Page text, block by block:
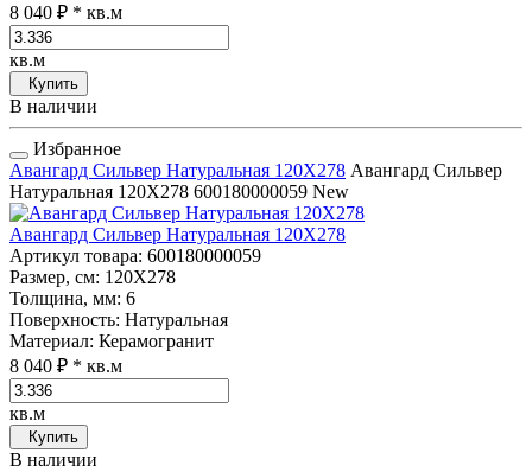
8 040 ₽ * кв.м
кв.м
Купить
В наличии
Избранное
Авангард Сильвер Натуральная 120Х278 Авангард Сильвер
Натуральная 120Х278 600180000059 New
Авангард Сильвер Натуральная 120Х278
Артикул товара: 600180000059
Размер, см: 120Х278
Толщина, мм: 6
Поверхность: Натуральная
Материал: Керамогранит
8 040 ₽ * кв.м
кв.м
Купить
В наличии